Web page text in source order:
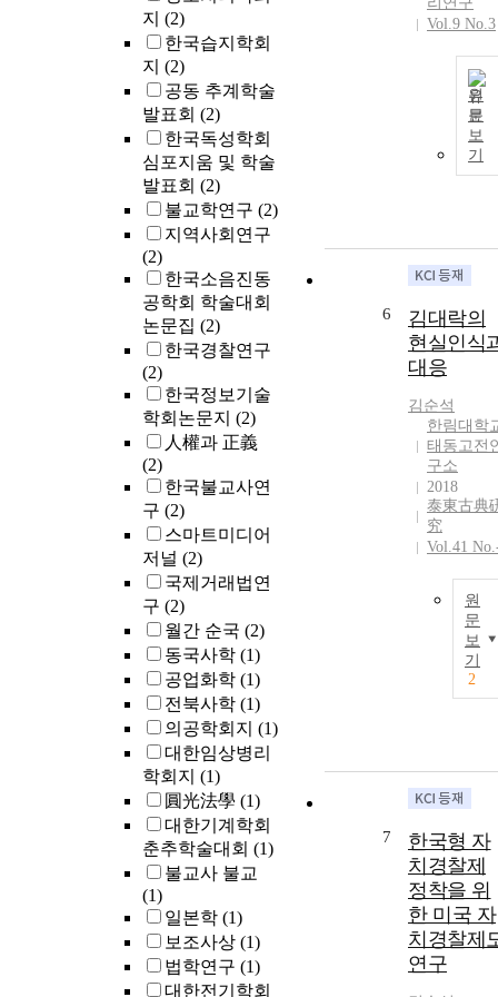
지 (2)
한국습지학회
지 (2)
공동 추계학술
발표회 (2)
한국독성학회
심포지움 및 학술
발표회 (2)
불교학연구 (2)
지역사회연구
(2)
한국소음진동
공학회 학술대회
논문집 (2)
한국경찰연구
(2)
한국정보기술
학회논문지 (2)
人權과 正義
(2)
한국불교사연
구 (2)
스마트미디어
저널 (2)
국제거래법연
구 (2)
월간 순국 (2)
동국사학 (1)
공업화학 (1)
전북사학 (1)
의공학회지 (1)
대한임상병리
학회지 (1)
圓光法學 (1)
대한기계학회
춘추학술대회 (1)
불교사 불교
(1)
일본학 (1)
보조사상 (1)
법학연구 (1)
대한전기학회
Vol.9 No.3
원
문
보
기
6
김대락의
현실인식
대응
김순석
한림대학
태동고전
구소
2018
泰東古典
究
Vol.41
원
문
보
기
2
7
한국형 자
치경찰제
정착을 위
한 미국 자
치경찰제
연구